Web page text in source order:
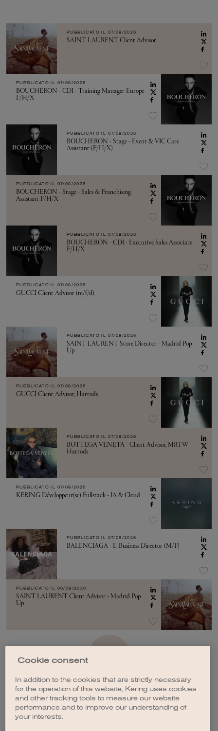
PUBBLICATO IL 07/08/2026
SAINT LAURENT Client Advisor
PUBBLICATO IL 07/08/2026
BOUCHERON - CDI - Training Manager Europe
F/H/X
PUBBLICATO IL 07/08/2026
BOUCHERON - Stage - Event & VIC Care
Assistant (F/H/X)
PUBBLICATO IL 07/08/2026
BOUCHERON - Stage - Sales & Franchising
Assistant F/H/X
PUBBLICATO IL 07/08/2026
BOUCHERON - CDI - Executive Sales Associate
F/H/X
PUBBLICATO IL 07/08/2026
GUCCI Client Advisor (m/f/d)
PUBBLICATO IL 07/08/2026
SAINT LAURENT Store Director - Madrid Pop
Up
PUBBLICATO IL 07/08/2026
GUCCI Client Advisor, Harrods
PUBBLICATO IL 07/08/2026
BOTTEGA VENETA - Client Advisor, MRTW
Harrods
PUBBLICATO IL 07/08/2026
KERING Développeur(se) Fullstack - IA & Cloud
PUBBLICATO IL 07/08/2026
BALENCIAGA - E-Business Director (M/F)
PUBBLICATO IL 06/08/2026
SAINT LAURENT Client Advisor - Madrid Pop
Up
Cookie consent
In addition to the cookies that are strictly necessary
for the operation of this website, Kering uses cookies
and other tracking tools to measure our website
performance and to improve our understanding of
your interests.